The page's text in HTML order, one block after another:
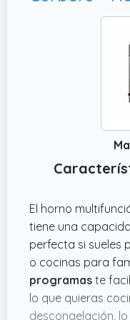
El horno
tiene una
perfecta si sueles
o cocinas para
programas te
lo que quieras
descongelación,